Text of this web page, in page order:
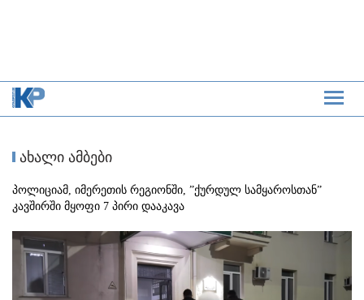
ახალი ამბები
პოლიციამ, იმერეთის რეგიონში, ”ქურდულ სამყაროსთან”
კავშირში მყოფი 7 პირი დააკავა